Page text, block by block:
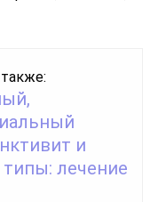
и
типы: лечение